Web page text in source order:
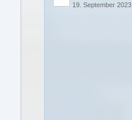
19. September 2023